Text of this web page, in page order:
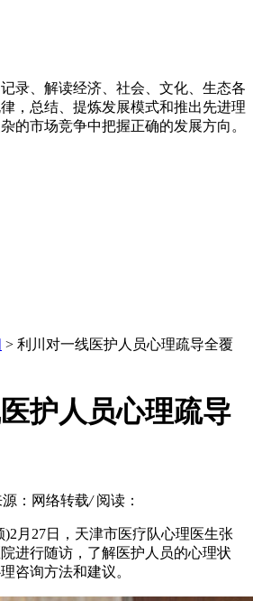
录、解读经济、社会、文化、生态各
，总结、提炼发展模式和推出先进理
的市场竞争中把握正确的发展方向。
> 利川对一线医护人员心理疏导全覆
护人员心理疏导
源：网络转载/ 阅读：
月27日，天津市医疗队心理医生张
进行随访，了解医护人员的心理状
咨询方法和建议。